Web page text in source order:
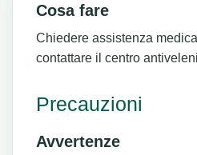
Cosa fare
Chiedere assistenza
contattare il centro
Precauzioni
Avvertenze